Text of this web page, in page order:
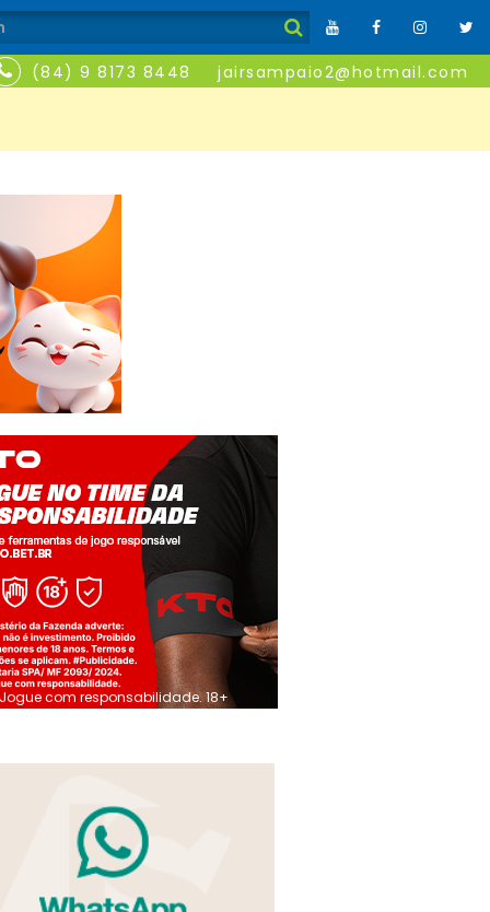
(84) 9 8173 8448 jairsampaio2@hotmail.com
Jogue com responsabilidade. 18+